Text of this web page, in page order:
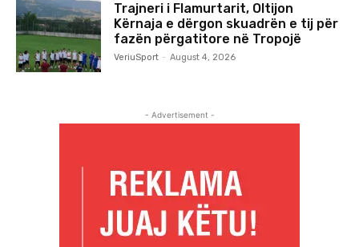
Trajneri i Flamurtarit, Oltijon
Kërnaja e dërgon skuadrën e tij për
fazën përgatitore në Tropojë
VeriuSport - August 4, 2026
- Advertisement -